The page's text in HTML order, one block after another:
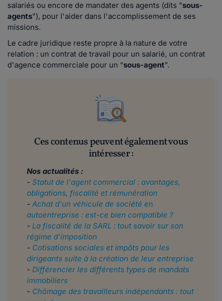
salariés ou encore de mandater des agents (dits "sous-
agents"), pour l'aider dans l'accomplissement de ses
missions.
Le cadre juridique reste propre à la nature de votre
relation : un contrat de travail pour un salarié, un contrat
d'agence commerciale pour un “sous-agent”.
Ces contenus peuvent également vous
intéresser :
Nos actualités :
- Statut de l'agent commercial : avantages,
obligations, fiscalité et rémunération
- Achat d'un véhicule de société en
autoentreprise : est-ce bien compatible ?
- La fiscalité de la SARL : tout savoir sur son
régime d'imposition
- Cotisations sociales et impôts pour les
dirigeants suite à la création de leur entreprise
- Différencier les différents types de mandats
immobiliers
- Chômage des travailleurs indépendants : tout